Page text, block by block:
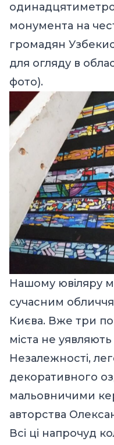
монумента на
громадян
для огляду в
фото).
Нашому ювіляру
сучасним
Києва. Вже три
міста не
Незалежності,
декоративного
мальовничими
авторства
Всі ці напрочуд